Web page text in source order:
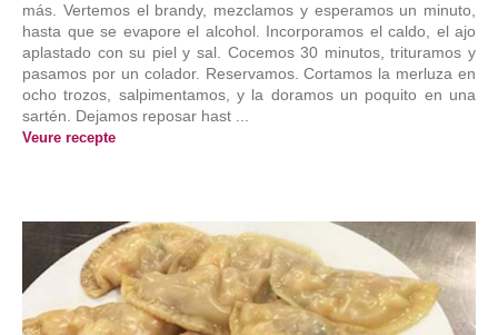
más. Vertemos el brandy, mezclamos y esperamos un minuto,
hasta que se evapore el alcohol. Incorporamos el caldo, el ajo
aplastado con su piel y sal. Cocemos 30 minutos, trituramos y
pasamos por un colador. Reservamos. Cortamos la merluza en
ocho trozos, salpimentamos, y la doramos un poquito en una
sartén. Dejamos reposar hast ...
Veure recepte